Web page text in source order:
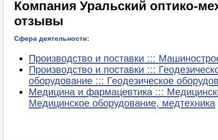
Компания Уральский оптико-
отзывы
Сфера деятельности:
Производство и поставки :::
Производство и поставки :::
оборудование ::: Геодезическое
Медицина и фармацевтика :::
Медицинское оборудование, медтехника